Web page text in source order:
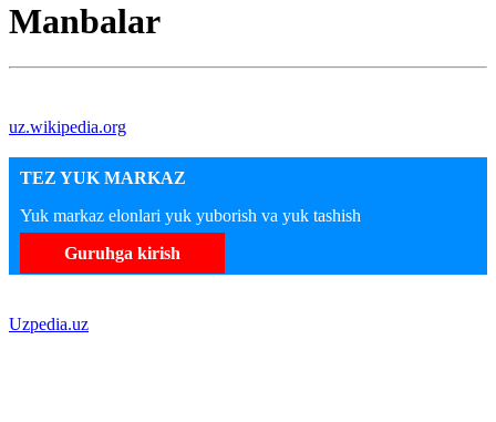
Manbalar
uz.wikipedia.org
TEZ YUK MARKAZ
Yuk markaz elonlari yuk yuborish va yuk tashish
Guruhga kirish
Uzpedia.uz